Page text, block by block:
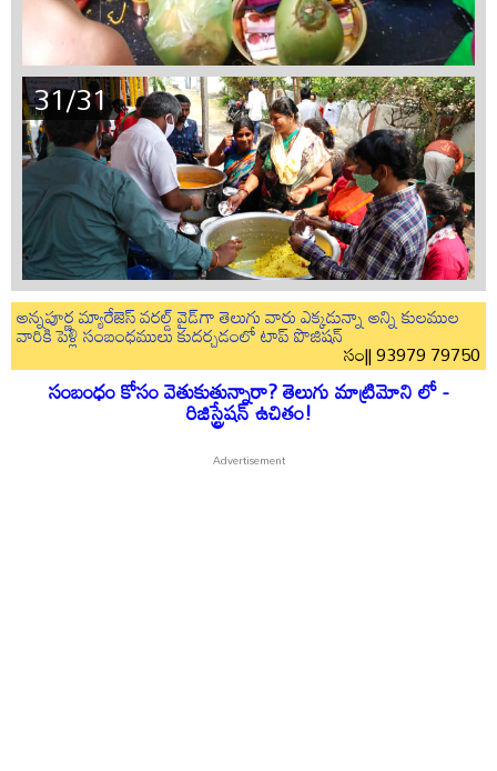
31/31
అన్నపూర్ణ మ్యారేజెస్ వరల్డ్ వైడ్‌గా తెలుగు వారు ఎక్కడున్నా అన్ని కులముల
వారికి పెళ్లి సంబంధములు కుదర్చడంలో టాప్ పొజిషన్
సం|| 93979 79750
సంబంధం కోసం వెతుకుతున్నారా? తెలుగు మాట్రిమోని లో -
రిజిస్ట్రేషన్ ఉచితం!